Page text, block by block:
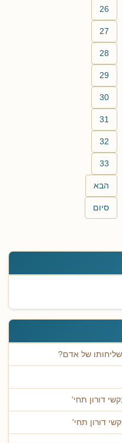
של אדם?
דורון תחי'
דורון תחי'
26
27
28
29
30
31
32
33
הבא
סיום